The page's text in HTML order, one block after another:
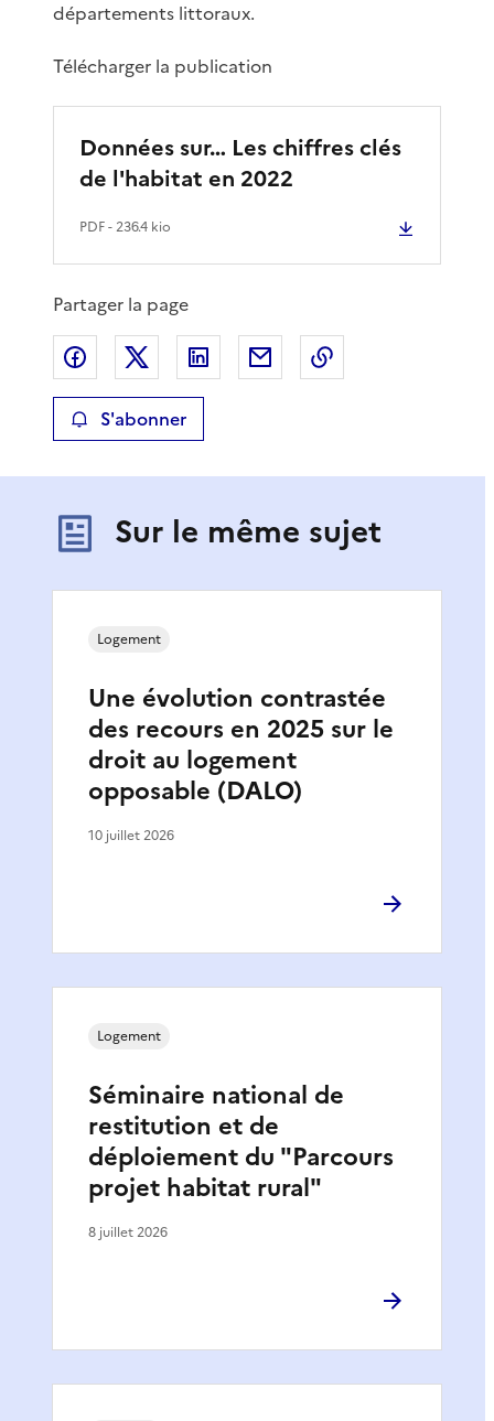
départements littoraux.
Télécharger la publication
Données sur… Les chiffres clés
de l'habitat en 2022
PDF- 236.4 kio
Partager la page
Partager sur Facebook
Partager sur XPartager sur LinkedIn
Partager par email
S'abonner
Sur le même sujet
Une évolution contrastée
des recours en 2025 sur le
droit au logement
opposable (DALO)
Logement
10 juillet 2026
Séminaire national de
restitution et de
déploiement du "Parcours
projet habitat rural"
Logement
8 juillet 2026